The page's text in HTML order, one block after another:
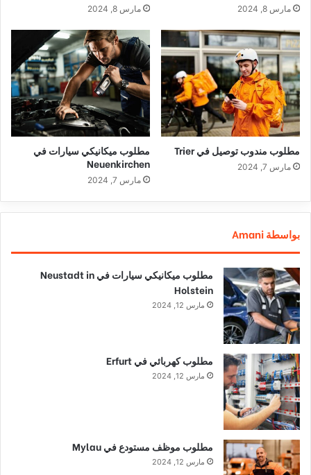
مارس 8, 2024 مارس 8, 2024
مطلوب مندوب توصيل في Trier
مارس 7, 2024
مطلوب ميكانيكي سيارات في
Neuenkirchen
مارس 7, 2024
بواسطة Amani
مطلوب ميكانيكي سيارات في Neustadt in
Holstein
مارس 12, 2024
مطلوب كهربائي في Erfurt
مارس 12, 2024
مطلوب موظف مستودع في Mylau
مارس 12, 2024